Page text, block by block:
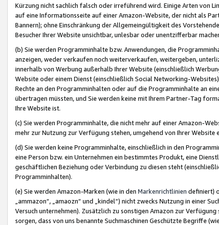
Kürzung nicht sachlich falsch oder irreführend wird. Einige Arten von
auf eine Informationsseite auf einer Amazon-Website, der nicht als
Bannern); ohne Einschränkung der Allgemeingültigkeit des
Besucher Ihrer Website unsichtbar, unlesbar oder unentzifferbar
(b) Sie werden Programminhalte bzw. Anwendungen, die
anzeigen, weder verkaufen noch weiterverkaufen, weitergeben,
innerhalb von Werbung außerhalb Ihrer Website (einschließlich
Website oder einem Dienst (einschließlich Social Networking-
Rechte an den Programminhalten oder auf die Programminhalte an
übertragen müssten, und Sie werden keine mit Ihrem Partner-Tag
Ihre Website ist.
(c) Sie werden Programminhalte, die nicht mehr auf einer Amazon-
mehr zur Nutzung zur Verfügung stehen, umgehend von Ihrer
(d) Sie werden keine Programminhalte, einschließlich in den
eine Person bzw. ein Unternehmen ein bestimmtes Produkt, eine
geschäftlichen Beziehung oder Verbindung zu diesen steht
Programminhalten).
(e) Sie werden Amazon-Marken (wie in den Markenrichtlinien definiert)
„ammazon“, „amaozn“ und „kindel“) nicht zwecks Nutzung in einer
Versuch unternehmen). Zusätzlich zu sonstigen Amazon zur
sorgen, dass von uns benannte Suchmaschinen Geschützte Begriffe